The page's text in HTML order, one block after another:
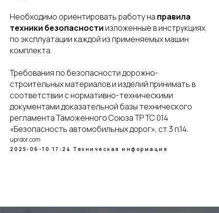
Необходимо ориентировать работу на правила
техники безопасности изложенные в инструкциях
по эксплуатации каждой из применяемых машин
комплекта.
Требования по безопасности дорожно-
строительных материалов и изделий принимать в
соответствии с нормативно-техническими
документами доказательной базы технического
регламента Таможенного Союза ТР ТС 014
«Безопасность автомобильных дорог», ст.3 п.14.
uprdor.com
2025-06-10 17:24 Техническая информация